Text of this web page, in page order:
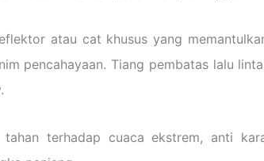
atau cat khusus yang
pencahayaan. Tiang pembatas lalu
terhadap cuaca ekstrem, anti